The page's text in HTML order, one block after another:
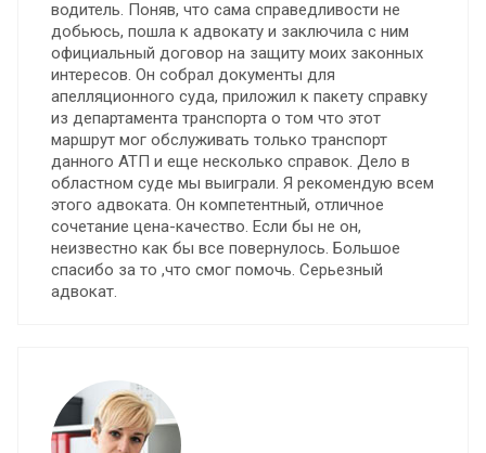
водитель. Поняв, что сама справедливости не
добьюсь, пошла к адвокату и заключила с ним
официальный договор на защиту моих законных
интересов. Он собрал документы для
апелляционного суда, приложил к пакету справку
из департамента транспорта о том что этот
маршрут мог обслуживать только транспорт
данного АТП и еще несколько справок. Дело в
областном суде мы выиграли. Я рекомендую всем
этого адвоката. Он компетентный, отличное
сочетание цена-качество. Если бы не он,
неизвестно как бы все повернулось. Большое
спасибо за то ,что смог помочь. Серьезный
адвокат.